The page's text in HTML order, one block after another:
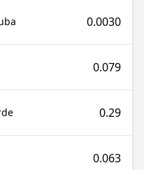
0.0030
0.079
0.29
0.063